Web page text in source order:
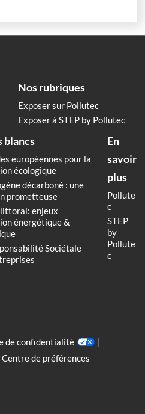
Nos rubriques
Exposer sur Pollutec
Exposer à STEP by Pollutec
blancs
européennes pour la
écologique
décarboné : une
prometteuse
enjeux
énergétique &
Sociétale
En
savoir
plus
Pollute
c
STEP
by
Pollute
c
de confidentialité
Centre de préférences